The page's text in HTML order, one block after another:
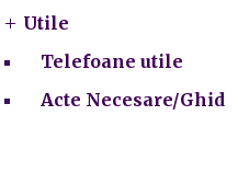
Utile
Telefoane utile
Acte Necesare/Ghid